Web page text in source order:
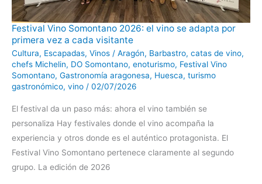
Festival Vino Somontano 2026: el vino se adapta por
primera vez a cada visitante
Cultura, Escapadas, Vinos / Aragón, Barbastro, catas de vino,
chefs Michelin, DO Somontano, enoturismo, Festival Vino
Somontano, Gastronomía aragonesa, Huesca, turismo
gastronómico, vino / 02/07/2026
El festival da un paso más: ahora el vino también se
personaliza Hay festivales donde el vino acompaña la
experiencia y otros donde es el auténtico protagonista. El
Festival Vino Somontano pertenece claramente al segundo
grupo. La edición de 2026
Festival
Vino
Somontano
2026:
el
vino
se
adapta
por
a
visitante